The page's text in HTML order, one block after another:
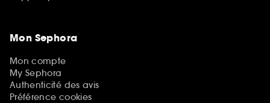
Mon Sephora
Mon compte
My Sephora
Authenticité des avis
Préférence cookies